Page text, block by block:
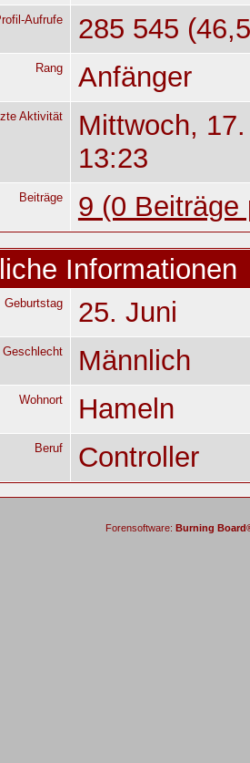
Aufrufe 285 545
Rang Anfänger
Aktivität
Mittwoch,
13:23
Beiträge
9 (0 Beiträge
Informationen
Geburtstag 25. Juni
Geschlecht Männlich
Wohnort Hameln
Beruf Controller
Forensoftware: Burning